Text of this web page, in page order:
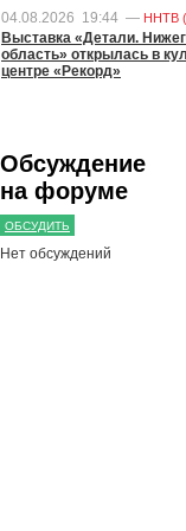
04.08.2026 19:44 — ННТВ
Выставка «Детали.
область» открылась в
центре «Рекорд»
Обсуждение
на форуме
ОБСУДИТЬ
Нет обсуждений